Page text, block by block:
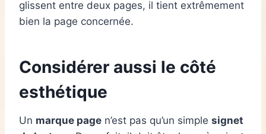
glissent entre deux pages, il tient extrêmement
bien la page concernée.
Considérer aussi le côté
esthétique
Un marque page n’est pas qu’un simple signet